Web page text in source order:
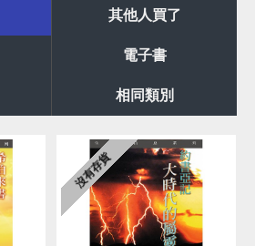
其他人買了
電子書
相同類別
沒有存貨